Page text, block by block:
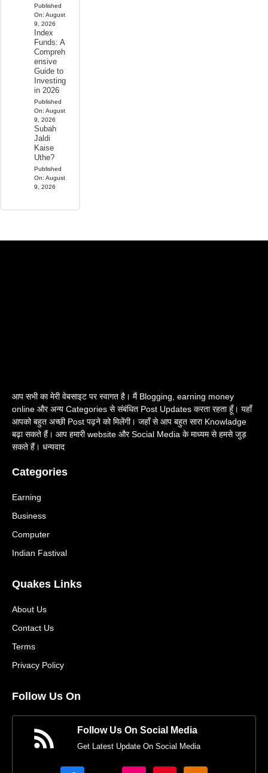
Published
On: August
9, 2026
Index
Funds: A
Compreh
ensive
Guide to
Investing
in 2026
Published
On: August
9, 2026
Subah
Jaldi
Kaise
Uthe?
Published
On: August
9, 2026
आप सभी का मेरी वेबसाइट पर स्वागत है। मैं Blogging, earning money
online और अन्य Categories से संबंधित Post Updates करता रहता हूँ। यहाँ
आपको बहुत अच्छी Post पढ़ने को मिलेंगी। जहाँ से आप बहुत सारा Knowladge
बढ़ा सकते हैं। आप हमारी website और Social Media के माध्यम से हमसे जुड़
सकते हैं। धन्यवाद
Categories
Earning
Business
Computer
Indian Fastival
Quakes Links
About Us
Contact Us
Terms
Privacy Policy
Follow Us On
Follow Us On Social Media
Get Latest Update On Social Media